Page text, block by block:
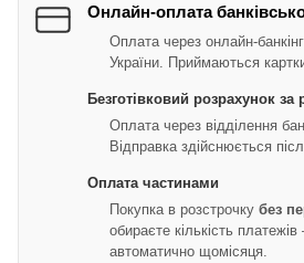
Онлайн-оплата
Оплата через онлайн-
України. Приймаються
Безготівковий розрахунок за
Оплата через відділення
Відправка здійснюється
Оплата частинами
Покупка в розстрочку без
обираєте кількість
автоматично щомісяця.